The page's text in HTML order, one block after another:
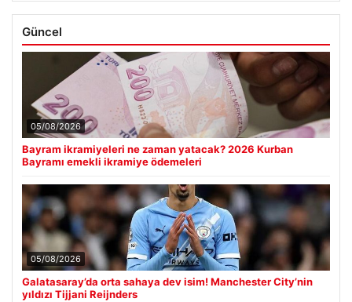
Güncel
05/08/2026
Bayram ikramiyeleri ne zaman yatacak? 2026 Kurban
Bayramı emekli ikramiye ödemeleri
05/08/2026
Galatasaray’da orta sahaya dev isim! Manchester City’nin
yıldızı Tijjani Reijnders